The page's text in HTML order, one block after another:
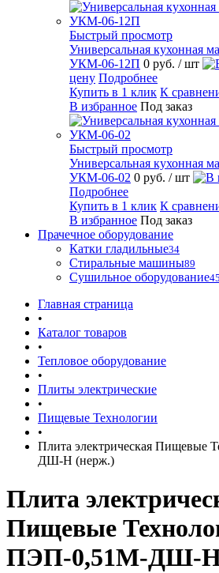
Быстрый просмотр
Универсальная
УКМ-06-12П 0 руб. / шт
цену Подробнее
Купить в 1 клик К
В избранное Под заказ
Быстрый просмотр
Универсальная
УКМ-06-02 0 руб. / шт
Подробнее
Купить в 1 клик К
В избранное Под заказ
Прачечное оборудование
Катки гладильные34
Стиральные машины89
Сушильное оборудование45
Главная страница
•
Каталог товаров
•
Тепловое оборудование
•
Плиты электрические
•
Пищевые Технологии
•
Плита электрическая Пищевые
ДШ-Н (нерж.)
Плита
Пищевые
ПЭП-0,51М-ДШ-Н